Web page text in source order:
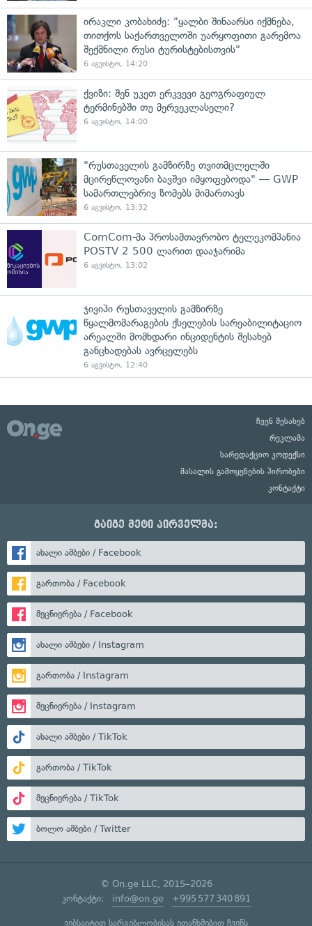
ირაკლი კობახიძე: "ყალბი შინაარსი იქმნება,
თითქოს საქართველოში უარყოფითი გარემოა
შექმნილი რუსი ტურისტებისთვის"
6 აგვისტო, 14:20
ქვიზი: შენ უკეთ ერკვევი გეოგრაფიულ
ტერმინებში თუ მერვეკლასელი?
6 აგვისტო, 14:00
"რუსთაველის გამზირზე თვითმცლელში
მცირეწლოვანი ბავშვი იმყოფებოდა" — GWP
სამართლებრივ ზომებს მიმართავს
6 აგვისტო, 13:32
ComCom-მა პროსამთავრობო ტელეკომპანია
POSTV 2 500 ლარით დააჯარიმა
6 აგვისტო, 13:02
ჯივიპი რუსთაველის გამზირზე
წყალმომარაგების ქსელების სარეაბილიტაციო
არეალში მომხდარი ინციდენტის შესახებ
განცხადებას ავრცელებს
6 აგვისტო, 12:40
ჩვენ შესახებ
რეკლამა
სარედაქციო კოდექსი
მასალის გამოყენების პირობები
კონტაქტი
გაიგე მეტი პირველმა:
ახალი ამბები / Facebook
გართობა / Facebook
მეცნიერება / Facebook
ახალი ამბები / Instagram
გართობა / Instagram
მეცნიერება / Instagram
ახალი ამბები / TikTok
გართობა / TikTok
მეცნიერება / TikTok
ბოლო ამბები / Twitter
© On.ge LLC, 2015–2026
კონტაქტი: info@on.ge +995 577 340 891
ვებსაიტით სარგებლობისას ეთანხმებით ჩვენს